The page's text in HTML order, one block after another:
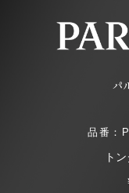
パ
品番：
ト